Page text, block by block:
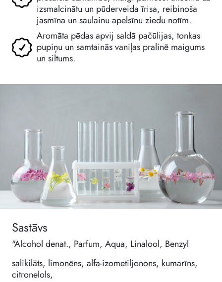
izsmalcinātu un pūderveida īrisa, reibinoša
jasmīna un saulainu apelsīnu ziedu notīm.
Aromāta pēdas apvij saldā pačūlijas, tonkas
pupiņu un samtainās vaniļas pralinē maigums
un siltums.
Sastāvs
"Alcohol denat., Parfum, Aqua, Linalool, Benzyl
salikilāts, limonēns, alfa-izometiljonons, kumarīns,
citronelols,